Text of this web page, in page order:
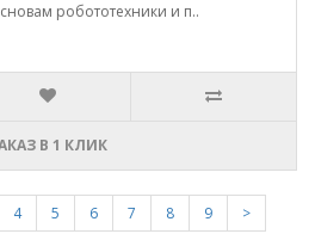
робототехники и п..
В 1 КЛИК
4 5 6 7 8 9
>